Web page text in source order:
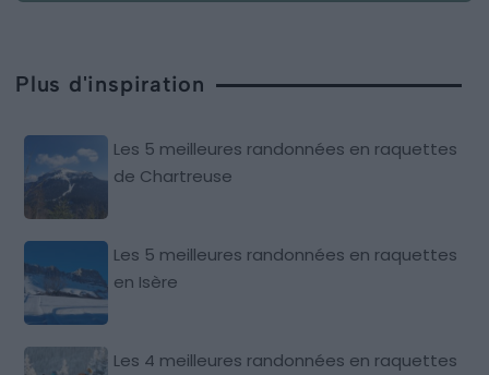
Plus d'inspiration
Les 5 meilleures randonnées en raquettes
de Chartreuse
Les 5 meilleures randonnées en raquettes
en Isère
Les 4 meilleures randonnées en raquettes